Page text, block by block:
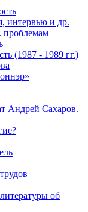
интервью и др.
проблемам
(1987 - 1989 гг.)
Андрей Сахаров.
об